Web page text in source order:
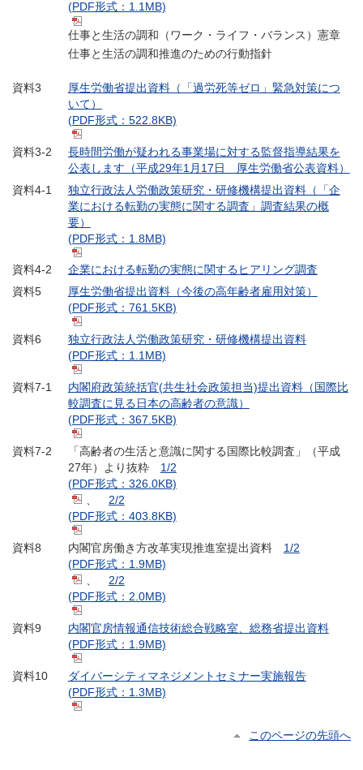
(PDF形式：1.1MB)
仕事と生活の調和（ワーク・ライフ・バランス）憲章
仕事と生活の調和推進のための行動指針
資料3
厚生労働省提出資料（「過労死等ゼロ」緊急対策につ
いて）
(PDF形式：522.8KB)
資料3-2
長時間労働が疑われる事業場に対する監督指導結果を
公表します（平成29年1月17日 厚生労働省公表資料）
資料4-1
独立行政法人労働政策研究・研修機構提出資料（「企
業における転勤の実態に関する調査」調査結果の概
要）
(PDF形式：1.8MB)
資料4-2
企業における転勤の実態に関するヒアリング調査
資料5
厚生労働省提出資料（今後の高年齢者雇用対策）
(PDF形式：761.5KB)
資料6
独立行政法人労働政策研究・研修機構提出資料
(PDF形式：1.1MB)
資料7-1
内閣府政策統括官(共生社会政策担当)提出資料（国際比
較調査に見る日本の高齢者の意識）
(PDF形式：367.5KB)
資料7-2
「高齢者の生活と意識に関する国際比較調査」（平成
27年）より抜粋 1/2
(PDF形式：326.0KB)
2/2
(PDF形式：403.8KB)
資料8 内閣官房働き方改革実現推進室提出資料 1/2
(PDF形式：1.9MB)
2/2
(PDF形式：2.0MB)
資料9
内閣官房情報通信技術総合戦略室、総務省提出資料
(PDF形式：1.9MB)
資料10
ダイバーシティマネジメントセミナー実施報告
(PDF形式：1.3MB)
このページの先頭へ